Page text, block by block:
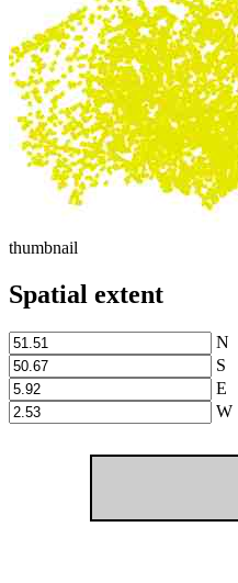
thumbnail
Spatial extent
N
S
E
W